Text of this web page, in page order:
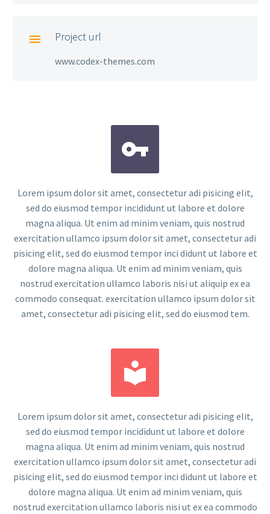
 Project url
www.codex-themes.com


Lorem ipsum dolor sit amet, consectetur adi pisicing elit,
sed do eiusmod tempor incididunt ut labore et dolore
magna aliqua. Ut enim ad minim veniam, quis nostrud
exercitation ullamco ipsum dolor sit amet, consectetur adi
pisicing elit, sed do eiusmod tempor inci didunt ut labore et
dolore magna aliqua. Ut enim ad minim veniam, quis
nostrud exercitation ullamco laboris nisi ut aliquip ex ea
commodo consequat. exercitation ullamco ipsum dolor sit
amet, consectetur adi pisicing elit, sed do eiusmod tem.


Lorem ipsum dolor sit amet, consectetur adi pisicing elit,
sed do eiusmod tempor incididunt ut labore et dolore
magna aliqua. Ut enim ad minim veniam, quis nostrud
exercitation ullamco ipsum dolor sit amet, consectetur adi
pisicing elit, sed do eiusmod tempor inci didunt ut labore et
dolore magna aliqua. Ut enim ad minim veniam, quis
nostrud exercitation ullamco laboris nisi ut ex ea commodo